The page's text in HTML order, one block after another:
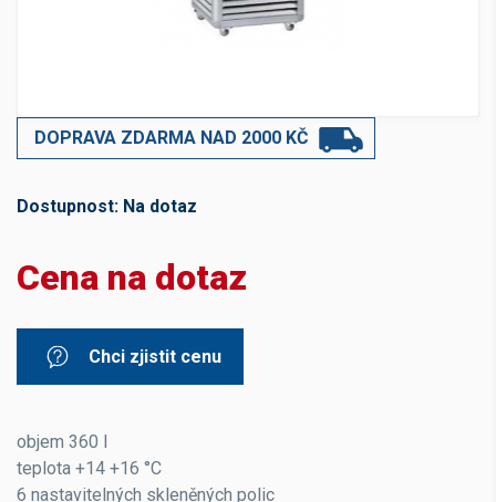
DOPRAVA ZDARMA NAD 2000 KČ
Dostupnost: Na dotaz
Cena na dotaz
Chci zjistit cenu
objem 360 l
teplota +14 +16 °C
6 nastavitelných skleněných polic